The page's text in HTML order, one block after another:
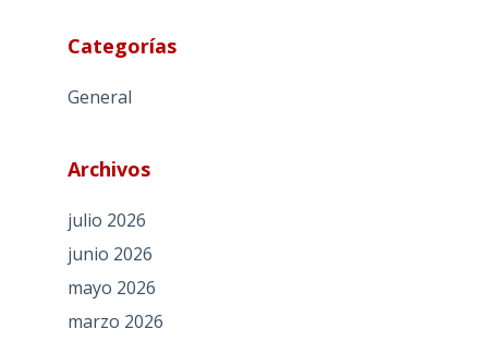
Categorías
General
Archivos
julio 2026
junio 2026
mayo 2026
marzo 2026